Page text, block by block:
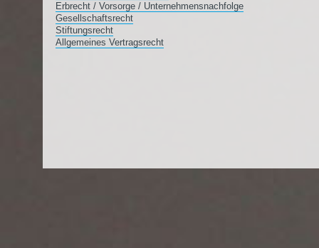
Erbrecht / Vorsorge / Unternehmensnachfolge
Gesellschaftsrecht
Stiftungsrecht
Allgemeines Vertragsrecht